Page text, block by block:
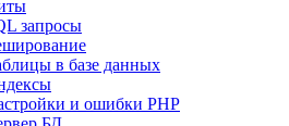
запросы
в базе данных
и ошибки PHP